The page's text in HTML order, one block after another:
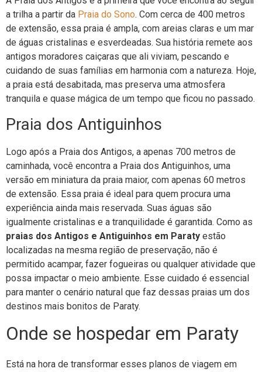
a trilha a partir da Praia do Sono. Com cerca de 400 metros
de extensão, essa praia é ampla, com areias claras e um mar
de águas cristalinas e esverdeadas. Sua história remete aos
antigos moradores caiçaras que ali viviam, pescando e
cuidando de suas famílias em harmonia com a natureza. Hoje,
a praia está desabitada, mas preserva uma atmosfera
tranquila e quase mágica de um tempo que ficou no passado.
Praia dos Antiguinhos
Logo após a Praia dos Antigos, a apenas 700 metros de
caminhada, você encontra a Praia dos Antiguinhos, uma
versão em miniatura da praia maior, com apenas 60 metros
de extensão. Essa praia é ideal para quem procura uma
experiência ainda mais reservada. Suas águas são
igualmente cristalinas e a tranquilidade é garantida. Como as
praias dos Antigos e Antiguinhos em Paraty estão
localizadas na mesma região de preservação, não é
permitido acampar, fazer fogueiras ou qualquer atividade que
possa impactar o meio ambiente. Esse cuidado é essencial
para manter o cenário natural que faz dessas praias um dos
destinos mais bonitos de Paraty.
Onde se hospedar em Paraty
Está na hora de transformar esses planos de viagem em